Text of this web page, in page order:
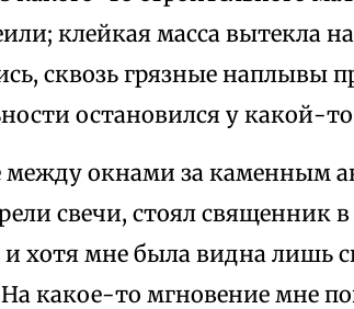
клейкая масса вытекла
сквозь грязные наплывы
остановился у какой-
между окнами за каменным
свечи, стоял священник
хотя мне была видна лишь
какое-то мгновение мне